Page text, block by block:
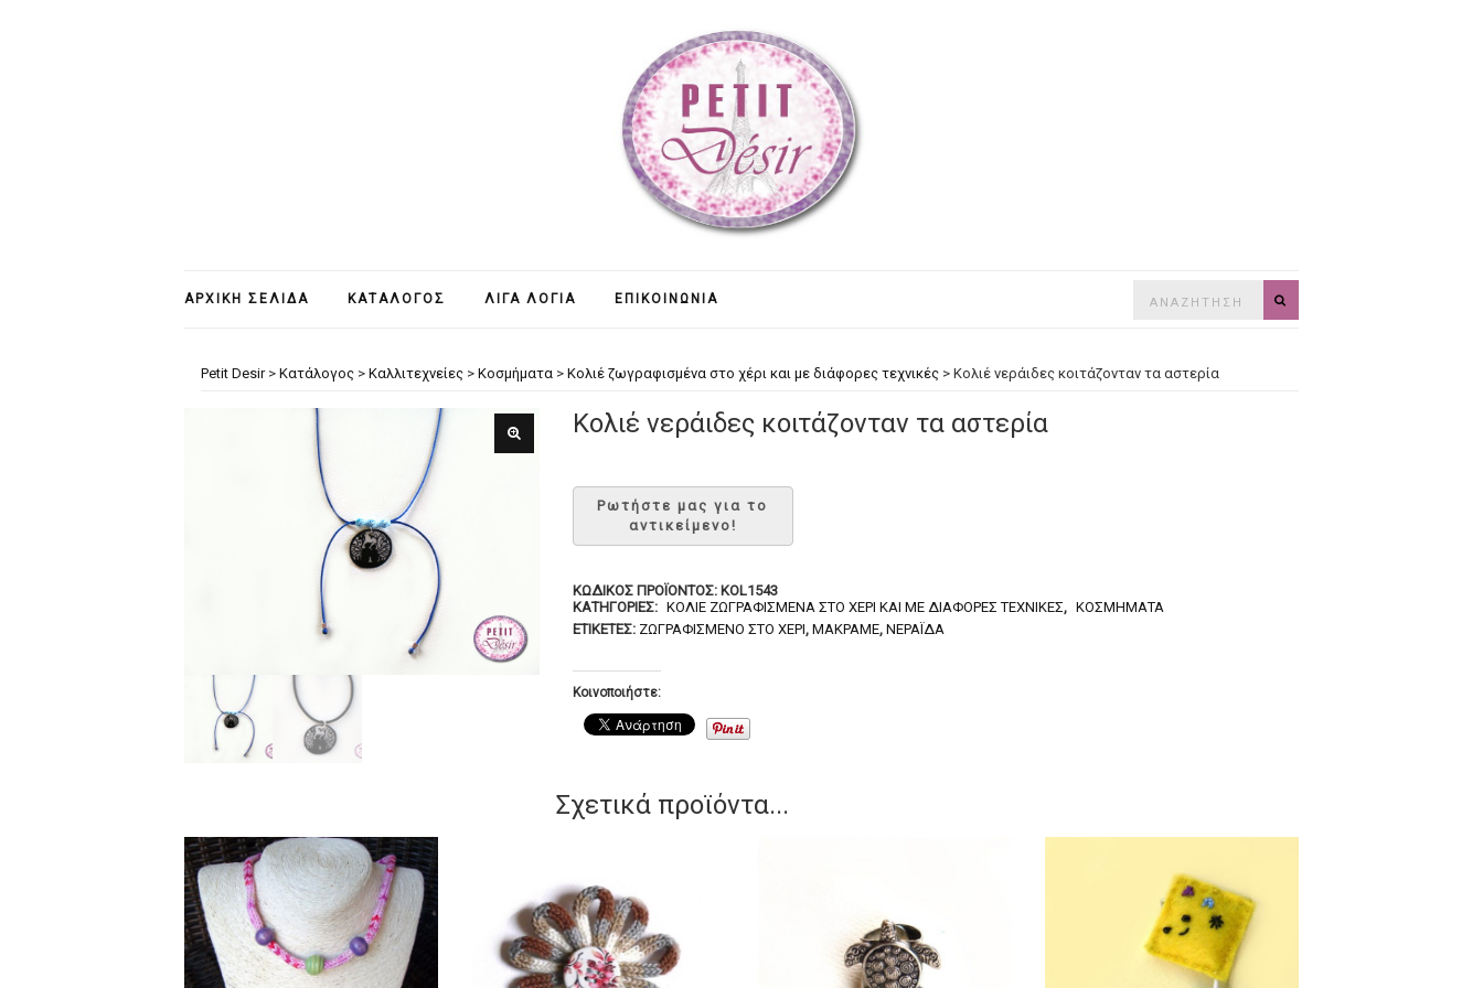
ΑΡΧΙΚΉ ΣΕΛΊΔΑ ΚΑΤΆΛΟΓΟΣ ΛΊΓΑ ΛΌΓΙΑ ΕΠΙΚΟΙΝΩΝΊΑ
Petit Desir> Κατάλογος > Καλλιτεχνείες > Κοσμήματα > Κολιέ ζωγραφισμένα στο χέρι και με διάφορες τεχνικές > Κολιέ νεράιδες κοιτάζονταν τα αστερία
Κολιέ νεράιδες κοιτάζονταν τα αστερία
ΚΩΔΙΚΌΣ ΠΡΟΪΌΝΤΟΣ: KOL1543
ΚΑΤΗΓΟΡΊΕΣ: ΚΟΛΙΈ ΖΩΓΡΑΦΙΣΜΈΝΑ ΣΤΟ ΧΈΡΙ ΚΑΙ ΜΕ ΔΙΆΦΟΡΕΣ ΤΕΧΝΙΚΈΣ, ΚΟΣΜΉΜΑΤΑ
ΕΤΙΚΈΤΕΣ: ΖΩΓΡΑΦΙΣΜΈΝΟ ΣΤΟ ΧΈΡΙ, ΜΑΚΡΑΜΈ, ΝΕΡΆΙΔΑ
Κοινοποιήστε:
Σχετικά προϊόντα...